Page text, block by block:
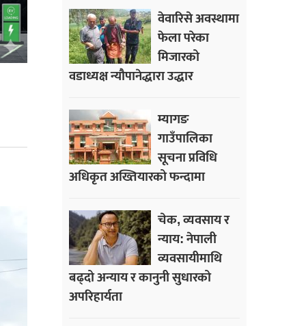
वेवारिसे अवस्थामा
फेला परेका
मिजारको
वडाध्यक्ष न्यौपानेद्धारा उद्धार
म्यागङ
गाउँपालिका
सूचना प्रविधि
अधिकृत अख्तियारको फन्दामा
चेक, व्यवसाय र
न्याय: नेपाली
व्यवसायीमाथि
बढ्दो अन्याय र कानुनी सुधारको
अपरिहार्यता